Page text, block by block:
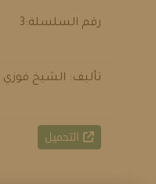
رقم السلسلة:3
تأليف: الشيخ فوزي
التحميل